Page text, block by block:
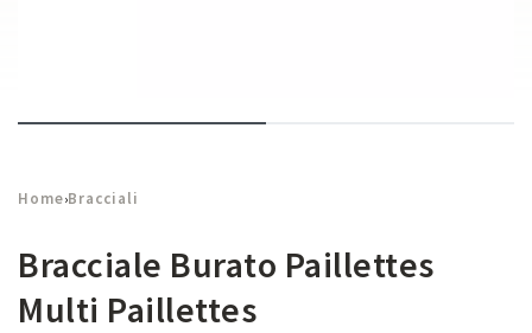
Home›Bracciali
Bracciale Burato Paillettes
Multi Paillettes